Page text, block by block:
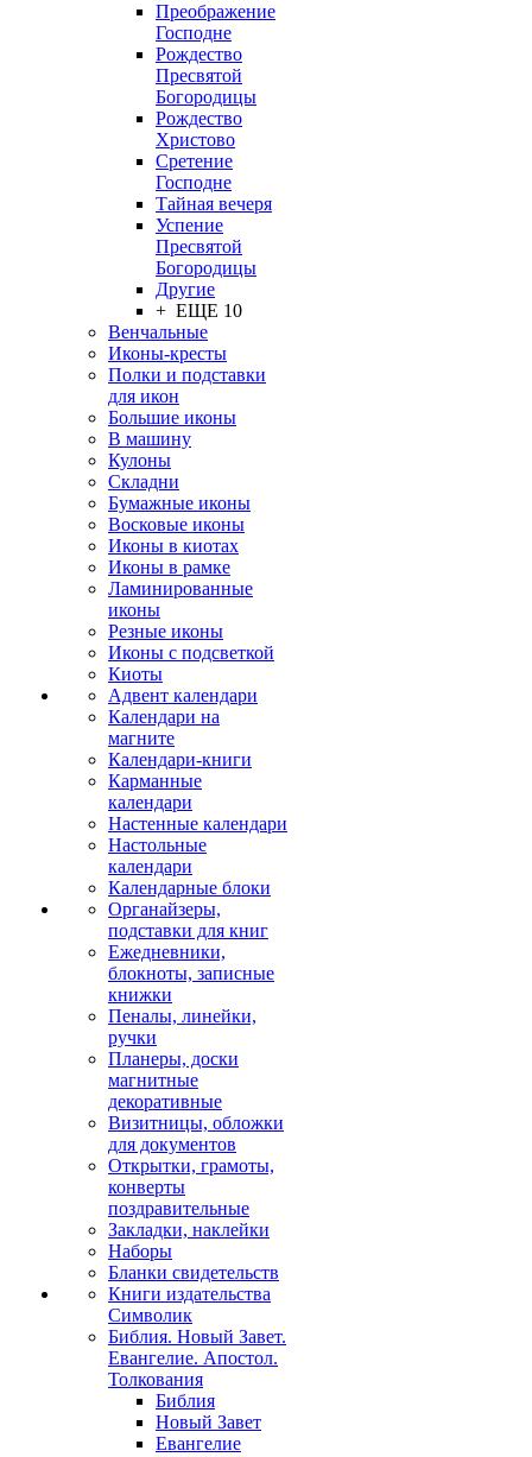
Преображение
Господне
Рождество
Пресвятой
Богородицы
Рождество
Христово
Сретение
Господне
Тайная вечеря
Успение
Пресвятой
Богородицы
Другие
+ ЕЩЕ 10
Венчальные
Иконы-кресты
Полки и подставки
для икон
Большие иконы
В машину
Кулоны
Складни
Бумажные иконы
Восковые иконы
Иконы в киотах
Иконы в рамке
Ламинированные
иконы
Резные иконы
Иконы с подсветкой
Киоты
Адвент календари
Календари на
магните
Календари-книги
Карманные
календари
Настенные календари
Настольные
календари
Календарные блоки
Органайзеры,
подставки для книг
Ежедневники,
блокноты, записные
книжки
Пеналы, линейки,
ручки
Планеры, доски
магнитные
декоративные
Визитницы, обложки
для документов
Открытки, грамоты,
конверты
поздравительные
Закладки, наклейки
Наборы
Бланки свидетельств
Книги издательства
Символик
Библия. Новый Завет.
Евангелие. Апостол.
Толкования
Библия
Новый Завет
Евангелие